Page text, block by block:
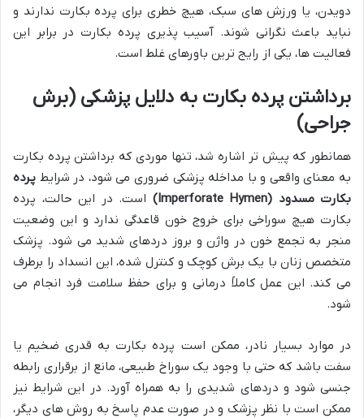
دویدن، یا ورزش های سبک، هیچ خطری برای پرده بکارت ندارند و
نباید باعث نگرانی شوند. آسیب پذیری پرده بکارت در برابر این
فعالیت ها، یکی از رایج ترین باورهای غلط است.
برداشتن پرده بکارت به دلایل پزشکی (برش
جراحی)
همانطور که پیش تر اشاره شد، تنها موردی که برداشتن پرده بکارت
به معنای واقعی و با مداخله پزشکی ضروری می شود، در شرایط پرده
بکارت مسدود (Imperforate Hymen)
است. در این حالت، پرده
بکارت هیچ سوراخی برای خروج خون قاعدگی ندارد و این وضعیت
منجر به تجمع خون در واژن و بروز دردهای شدید می شود. پزشک
متخصص زنان با یک برش کوچک و کنترل شده، این انسداد را برطرف
می کند. این عمل کاملاً درمانی و برای حفظ سلامت فرد انجام می
شود.
در موارد بسیار نادر، ممکن است پرده بکارت به قدری ضخیم یا
سفت باشد که حتی با وجود یک سوراخ طبیعی، مانع از برقراری رابطه
جنسی شود و دردهای شدیدی را به همراه آورد. در این شرایط نیز
ممکن است با نظر پزشک و در صورت عدم پاسخ به روش های دیگر،